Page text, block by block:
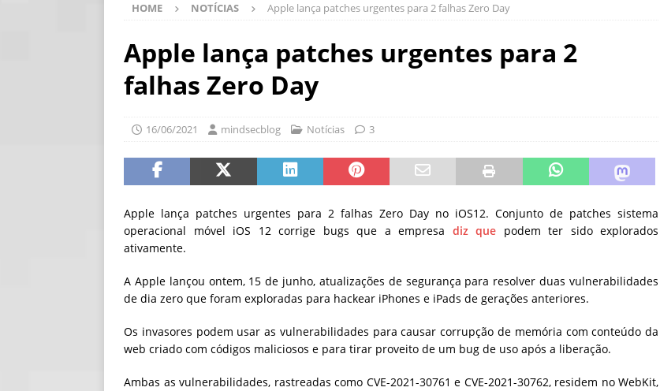
[ 06/08/2026 ] América Latina é a segunda região mais exposta a ciberameaças
NOTÍCIAS
[ 06/08/2026 ]
IA amplia desafio de segurança e governança nas redes corporativas
NOTÍCIAS
[ 06/08/2026 ]
[ 06/08/2026 ]
Sem guardrails, a autonomia da IA se torna um risco
NOTÍCIAS
HOME NOTÍCIAS Apple lança patches urgentes para 2 falhas Zero Day
Apple lança patches urgentes para 2
falhas Zero Day
16/06/2021 mindsecblog Notícias 3
Apple lança patches urgentes para 2 falhas Zero Day no iOS12.Conjunto de patches sistema
operacional móvel iOS 12 corrige bugs que a empresa diz que podem ter sido explorados
ativamente.
A Apple lançou ontem, 15 de junho, atualizações de segurança para resolver duas vulnerabilidades
de dia zero que foram exploradas para hackear iPhones e iPads de gerações anteriores.
Os invasores podem usar as vulnerabilidades para causar corrupção de memória com conteúdo da
web criado com códigos maliciosos e para tirar proveito de um bug de uso após a liberação.
Ambas as vulnerabilidades, rastreadas como CVE-2021-30761 e CVE-2021-30762, residem no WebKit,